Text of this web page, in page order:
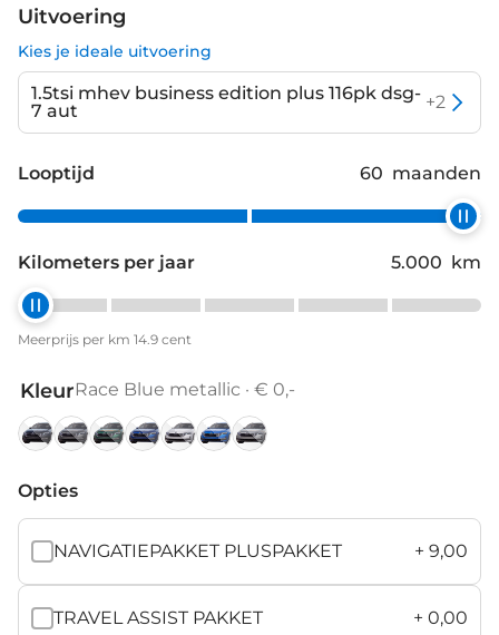
Uitvoering
Kies je ideale uitvoering
1.5tsi mhev business edition plus 116pk dsg-
7 aut
+2
Looptijd 60 maanden
Kilometers per jaar 5.000 km
Meerprijs per km 14.9 cent
KleurRace Blue metallic · € 0,-
Magic
metallic
Grey
metallic
Green
metallic
Blue
metallic
metallicmetallic
Silver
metallic
Opties
NAVIGATIEPAKKET PLUSPAKKET + 9,00
TRAVEL ASSIST PAKKET + 0,00